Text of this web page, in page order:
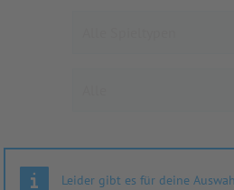
Leider gibt es für deine